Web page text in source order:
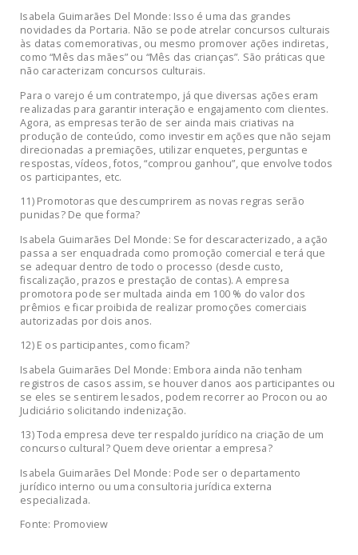
Isabela Guimarães Del Monde: Isso é uma das grandes
novidades da Portaria. Não se pode atrelar concursos culturais
às datas comemorativas, ou mesmo promover ações indiretas,
como “Mês das mães” ou “Mês das crianças”. São práticas que
não caracterizam concursos culturais.
Para o varejo é um contratempo, já que diversas ações eram
realizadas para garantir interação e engajamento com clientes.
Agora, as empresas terão de ser ainda mais criativas na
produção de conteúdo, como investir em ações que não sejam
direcionadas a premiações, utilizar enquetes, perguntas e
respostas, vídeos, fotos, “comprou ganhou”, que envolve todos
os participantes, etc.
11) Promotoras que descumprirem as novas regras serão
punidas? De que forma?
Isabela Guimarães Del Monde: Se for descaracterizado, a ação
passa a ser enquadrada como promoção comercial e terá que
se adequar dentro de todo o processo (desde custo,
fiscalização, prazos e prestação de contas). A empresa
promotora pode ser multada ainda em 100 % do valor dos
prêmios e ficar proibida de realizar promoções comerciais
autorizadas por dois anos.
12) E os participantes, como ficam?
Isabela Guimarães Del Monde: Embora ainda não tenham
registros de casos assim, se houver danos aos participantes ou
se eles se sentirem lesados, podem recorrer ao Procon ou ao
Judiciário solicitando indenização.
13) Toda empresa deve ter respaldo jurídico na criação de um
concurso cultural? Quem deve orientar a empresa?
Isabela Guimarães Del Monde: Pode ser o departamento
jurídico interno ou uma consultoria jurídica externa
especializada.
Fonte: Promoview